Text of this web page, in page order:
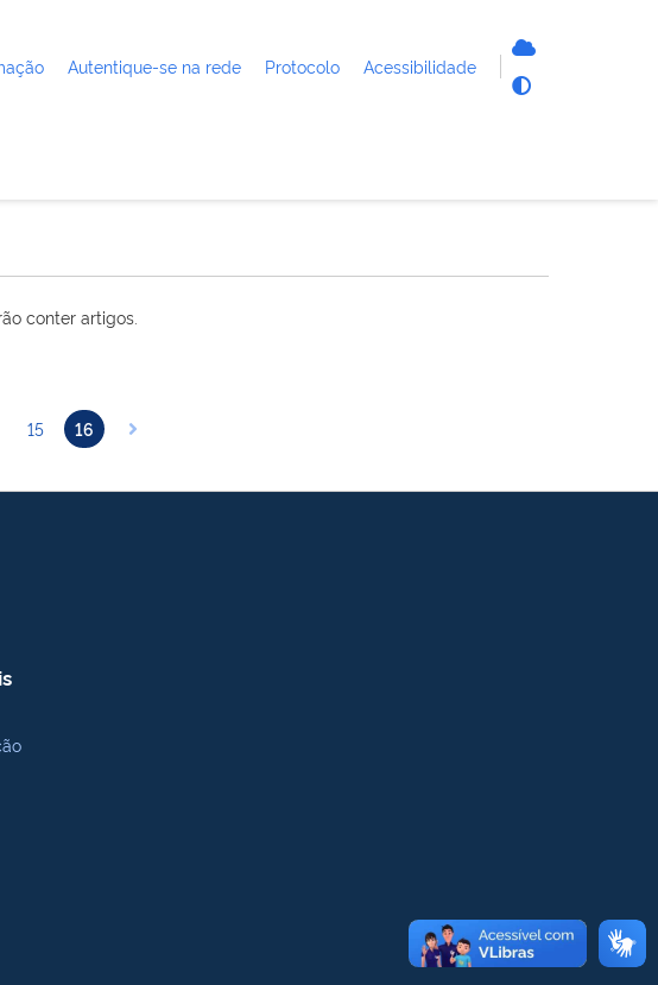
Autentique-se na rede Protocolo Acessibilidade
conter artigos.
15 16